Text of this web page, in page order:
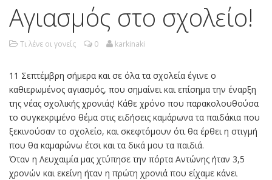
Αγιασμός στο σχολείο!
Τι λένε οι γονείς 0 karkinaki
11 Σεπτέμβρη σήμερα και σε όλα τα σχολεία έγινε ο
καθιερωμένος αγιασμός, που σημαίνει και επίσημα την έναρξη
της νέας σχολικής χρονιάς! Κάθε χρόνο που παρακολουθούσα
το συγκεκριμένο θέμα στις ειδήσεις καμάρωνα τα παιδάκια που
ξεκινούσαν το σχολείο, και σκεφτόμουν ότι θα έρθει η στιγμή
που θα καμαρώνω έτσι και τα δικά μου τα παιδιά.
Όταν η Λευχαιμία μας χτύπησε την πόρτα Αντώνης ήταν 3,5
χρονών και εκείνη ήταν η πρώτη χρονιά που είχαμε κάνει